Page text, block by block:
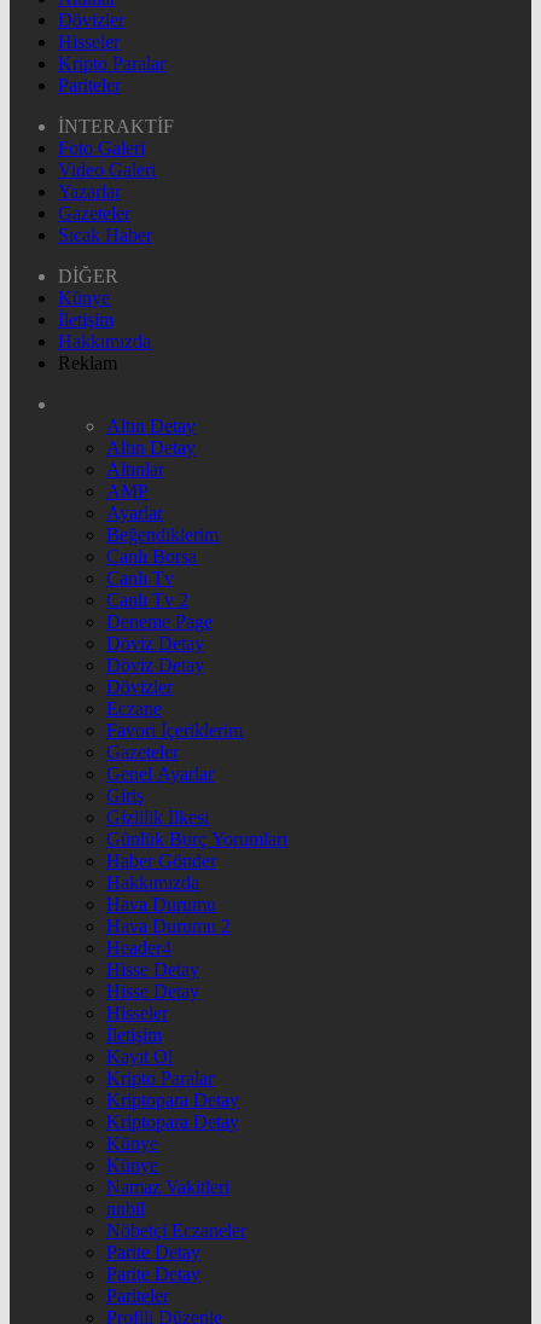
Dövizler
Hisseler
Kripto Paralar
Pariteler
İNTERAKTİF
Foto Galeri
Video Galeri
Yazarlar
Gazeteler
Sıcak Haber
DİĞER
Künye
İletişim
Hakkımızda
Reklam
Altın Detay
Altın Detay
Altınlar
AMP
Ayarlar
Beğendiklerim
Canlı Borsa
Canlı Tv
Canlı Tv 2
Deneme Page
Döviz Detay
Döviz Detay
Dövizler
Eczane
Favori İçeriklerim
Gazeteler
Genel Ayarlar
Giriş
Gizlilik İlkesi
Günlük Burç Yorumları
Haber Gönder
Hakkımızda
Hava Durumu
Hava Durumu 2
Header4
Hisse Detay
Hisse Detay
Hisseler
İletişim
Kayıt Ol
Kripto Paralar
Kriptopara Detay
Kriptopara Detay
Künye
Künye
Namaz Vakitleri
nnbil
Nöbetçi Eczaneler
Parite Detay
Parite Detay
Pariteler
Profili Düzenle